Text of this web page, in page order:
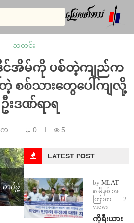
သတင်း
ဒိုင်အိမ်ကို ပစ်တဲ့ကျည်က
တဲ့ စစ်သားတွေပေါ်ကျလို့
ဦးဒဏ်ရာရ
က 0 5
တပ်ဖွဲ့
LATEST POST
by MLAT
၈ မိနစ် အ
ကြာက
2
views
ကိုရီးယား